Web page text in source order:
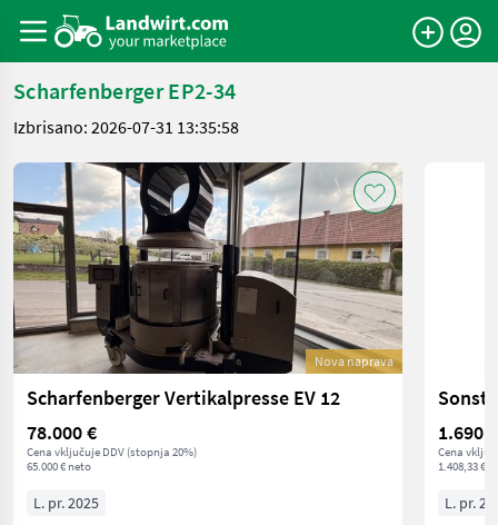
Scharfenberger EP2-34
Izbrisano: 2026-07-31 13:35:58
Nova naprava
Scharfenberger Vertikalpresse EV 12
78.000 €
Cena vključuje DDV (stopnja 20%)
65.000 € neto
L. pr. 2025
1.690 €
Cena
1.408,33 €
L. pr.